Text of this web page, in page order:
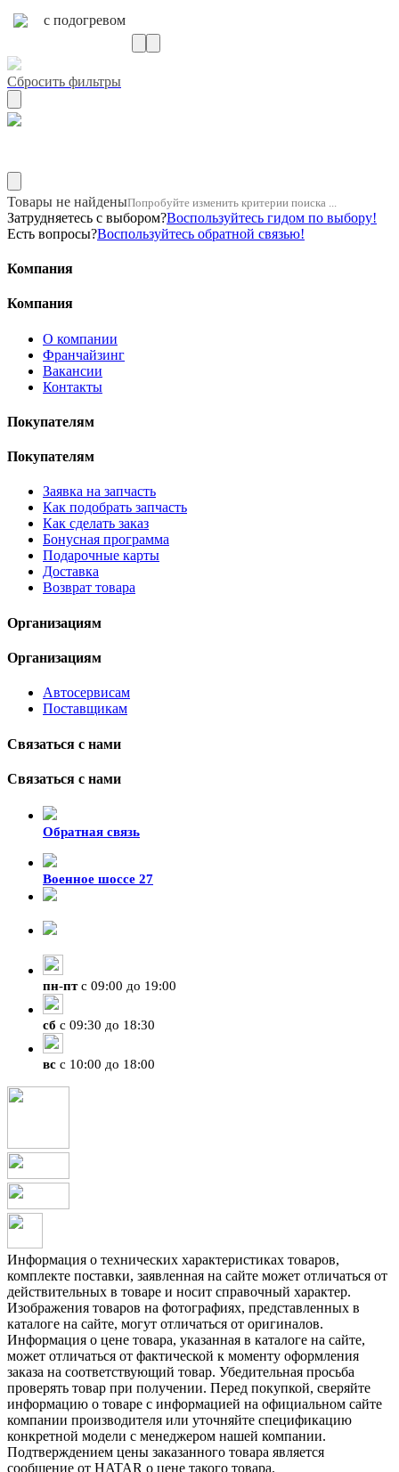
с подогревом
Сбросить фильтры
Товары не найденыПопробуйте изменить критерии поиска ...
Затрудняетесь с выбором?Воспользуйтесь гидом по выбору!
Есть вопросы?Воспользуйтесь обратной связью!
Компания
Компания
О компании
Франчайзинг
Вакансии
Контакты
Покупателям
Покупателям
Заявка на запчасть
Как подобрать запчасть
Как сделать заказ
Бонусная программа
Подарочные карты
Доставка
Возврат товара
Организациям
Организациям
Автосервисам
Поставщикам
Связаться с нами
Связаться с нами
Обратная связь
Военное шоссе 27
пн-птс 09:00 до 19:00
сб с 09:30 до 18:30
вс с 10:00 до 18:00
Информация о технических характеристиках товаров,
комплекте поставки, заявленная на сайте может отличаться от
действительных в товаре и носит справочный характер.
Изображения товаров на фотографиях, представленных в
каталоге на сайте, могут отличаться от оригиналов.
Информация о цене товара, указанная в каталоге на сайте,
может отличаться от фактической к моменту оформления
заказа на соответствующий товар. Убедительная просьба
проверять товар при получении. Перед покупкой, сверяйте
информацию о товаре с информацией на официальном сайте
компании производителя или уточняйте спецификацию
конкретной модели с менеджером нашей компании.
Подтверждением цены заказанного товара является
сообщение от HATAR о цене такого товара.